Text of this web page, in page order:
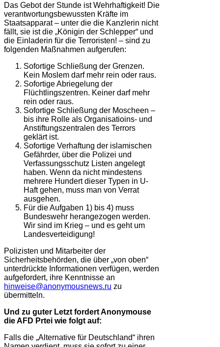
Das Gebot der Stunde ist Wehrhaftigkeit! Die
verantwortungsbewussten Kräfte im
Staatsapparat – unter die die Kanzlerin nicht
fällt, sie ist die „Königin der Schlepper“ und
die Einladerin für die Terroristen! – sind zu
folgenden Maßnahmen aufgerufen:
Sofortige Schließung der Grenzen.
Kein Moslem darf mehr rein oder raus.
Sofortige Abriegelung der
Flüchtlingszentren. Keiner darf mehr
rein oder raus.
Sofortige Schließung der Moscheen –
bis ihre Rolle als Organisatioins- und
Anstiftungszentralen des Terrors
geklärt ist.
Sofortige Verhaftung der islamischen
Gefährder, über die Polizei und
Verfassungsschutz Listen angelegt
haben. Wenn da nicht mindestens
mehrere Hundert dieser Typen in U-
Haft gehen, muss man von Verrat
ausgehen.
Für die Aufgaben 1) bis 4) muss
Bundeswehr herangezogen werden.
Wir sind im Krieg – und es geht um
Landesverteidigung!
Polizisten und Mitarbeiter der
Sicherheitsbehörden, die über „von oben“
unterdrückte Informationen verfügen, werden
aufgefordert, ihre Kenntnisse an
hinweise@anonymousnews.ru zu
übermitteln.
Und zu guter Letzt fordert Anonymouse
die AFD Prtei wie folgt auf:
Falls die „Alternative für Deutschland“ ihren